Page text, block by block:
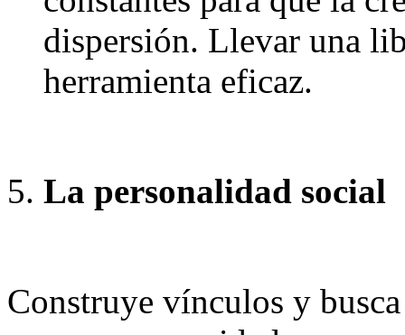
dispersión. Llevar una
herramienta eficaz.
La personalidad social
Construye vínculos y